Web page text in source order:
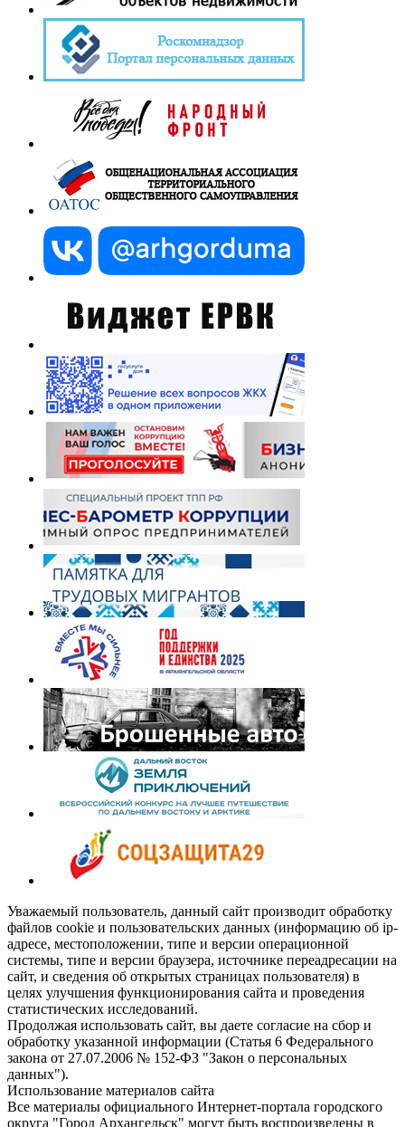
Уважаемый пользователь, данный сайт производит обработку
файлов cookie и пользовательских данных (информацию об ip-
адресе, местоположении, типе и версии операционной
системы, типе и версии браузера, источнике переадресации на
сайт, и сведения об открытых страницах пользователя) в
целях улучшения функционирования сайта и проведения
статистических исследований.
Продолжая использовать сайт, вы даете согласие на сбор и
обработку указанной информации (Статья 6 Федерального
закона от 27.07.2006 № 152-ФЗ "Закон о персональных
данных").
Использование материалов сайта
Все материалы официального Интернет-портала городского
округа "Город Архангельск" могут быть воспроизведены в